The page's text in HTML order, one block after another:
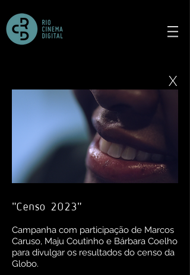
X
"Censo 2023"
Campanha com participação de Marcos
Caruso, Maju Coutinho e Bárbara Coelho
para divulgar os resultados do censo da
Globo.